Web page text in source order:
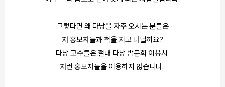
그렇다면 왜 다낭을 자주 오시는 분들은
저 홍보자들과 척을 지고 다닐까요?
다낭 고수들은 절대 다낭 밤문화 이용시
저런 홍보자들을 이용하지 않습니다.